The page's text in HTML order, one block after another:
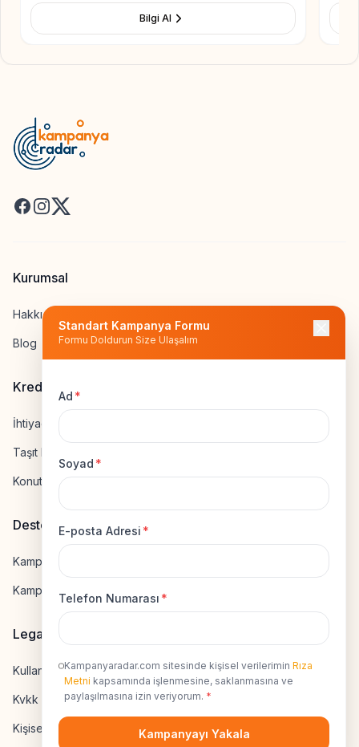
Bilgi Al
Standart Kampanya Formu
Formu Doldurun Size Ulaşalım
Ad *
Soyad *
E-posta Adresi *
Telefon Numarası *
Kampanyaradar.com sitesinde kişisel verilerimin Rıza
Metni kapsamında işlenmesine, saklanmasına ve
paylaşılmasına izin veriyorum. *
Kampanyayı Yakala
Facebook
Instagram
X
Kurumsal
Hakkımızda
Blog
Kredi Hesapla
İhtiyaç Kredisi Hesapla
Taşıt Kredisi Hesapla
Konut Kredisi Hesapla
Destek
Kampanya Gönderme
Kampanyaya Katılma
Legal
Kullanıcı Sözleşmesi
Kvkk Uyumluluk
Kişisel Veri İzni